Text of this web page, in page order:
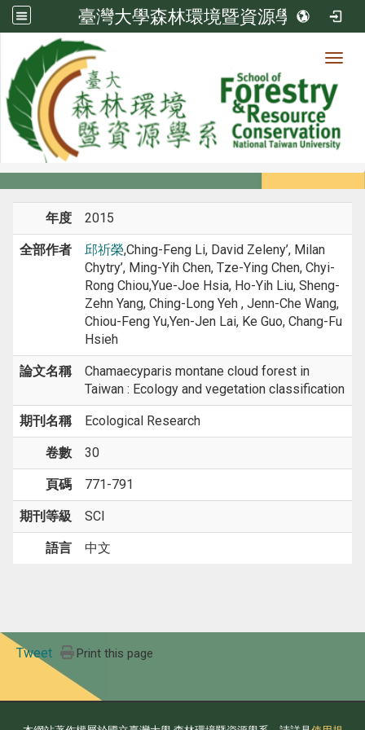
臺灣大學森林環境暨資源學系
系所成員
系所成員
年度 2015
全部作者 邱祈榮,Ching-Feng Li, David Zeleny’, Milan
Chytry’, Ming-Yih Chen, Tze-Ying Chen, Chyi-
Rong Chiou,Yue-Joe Hsia, Ho-Yih Liu, Sheng-
Zehn Yang, Ching-Long Yeh , Jenn-Che Wang,
Chiou-Feng Yu,Yen-Jen Lai, Ke Guo, Chang-Fu
Hsieh
論文名稱
Chamaecyparis montane cloud forest in
Taiwan : Ecology and vegetation classification
期刊名稱 Ecological Research
卷數 30
頁碼 771-791
期刊等級 SCI
語言 中文
Tweet Print this page